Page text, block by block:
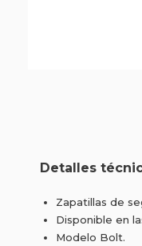
Detalles
Zapatillas de
Disponible en
Modelo Bolt.